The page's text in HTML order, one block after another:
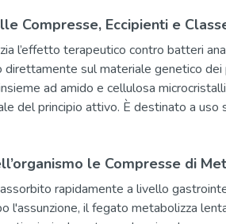
Compresse, Eccipienti e
l’effetto terapeutico contro batteri
direttamente sul materiale genetico
ad amido e cellulosa
del principio attivo. È destinato a
le Compresse di
rapidamente a livello
l'assunzione, il fegato metabolizza